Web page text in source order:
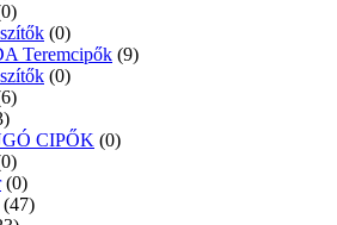
(0)
Teremcipők (9)
(0)
CIPŐK (0)
(0)
(47)